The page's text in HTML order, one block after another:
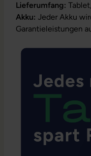
Lieferumfang:
Akku: Jeder Akku
Garantieleistungen